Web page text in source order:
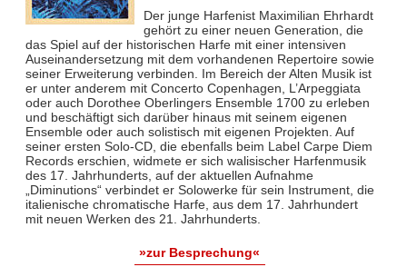
Der junge Harfenist Maximilian Ehrhardt
gehört zu einer neuen Generation, die
das Spiel auf der historischen Harfe mit einer intensiven
Auseinandersetzung mit dem vorhandenen Repertoire sowie
seiner Erweiterung verbinden. Im Bereich der Alten Musik ist
er unter anderem mit Concerto Copenhagen, L’Arpeggiata
oder auch Dorothee Oberlingers Ensemble 1700 zu erleben
und beschäftigt sich darüber hinaus mit seinem eigenen
Ensemble oder auch solistisch mit eigenen Projekten. Auf
seiner ersten Solo-CD, die ebenfalls beim Label Carpe Diem
Records erschien, widmete er sich walisischer Harfenmusik
des 17. Jahrhunderts, auf der aktuellen Aufnahme
„Diminutions“ verbindet er Solowerke für sein Instrument, die
italienische chromatische Harfe, aus dem 17. Jahrhundert
mit neuen Werken des 21. Jahrhunderts.
»zur Besprechung«